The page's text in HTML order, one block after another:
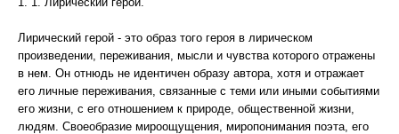
Лирический герой - это образ того героя в лирическом
произведении, переживания, мысли и чувства которого отражены
в нем. Он отнюдь не идентичен образу автора, хотя и отражает
его личные переживания, связанные с теми или иными событиями
его жизни, с его отношением к природе, общественной жизни,
людям. Своеобразие мироощущения, миропонимания поэта, его